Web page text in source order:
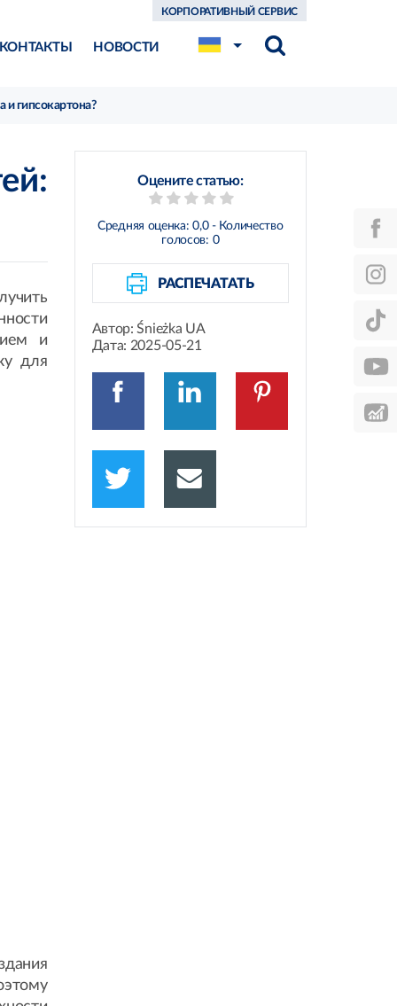
КОНТАКТЫ НОВОСТИ
КОРПОРАТИВНЫЙ СЕРВИС
и гипсокартона?
и
для
Оцените статью:
Средняя оценка:0,0- Количество
голосов: 0
РАСПЕЧАТАТЬ
Автор:Śnieżka UA
Дата: 2025-05-21